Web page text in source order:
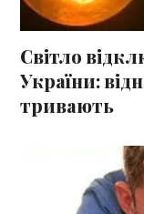
Світло
України:
тривають